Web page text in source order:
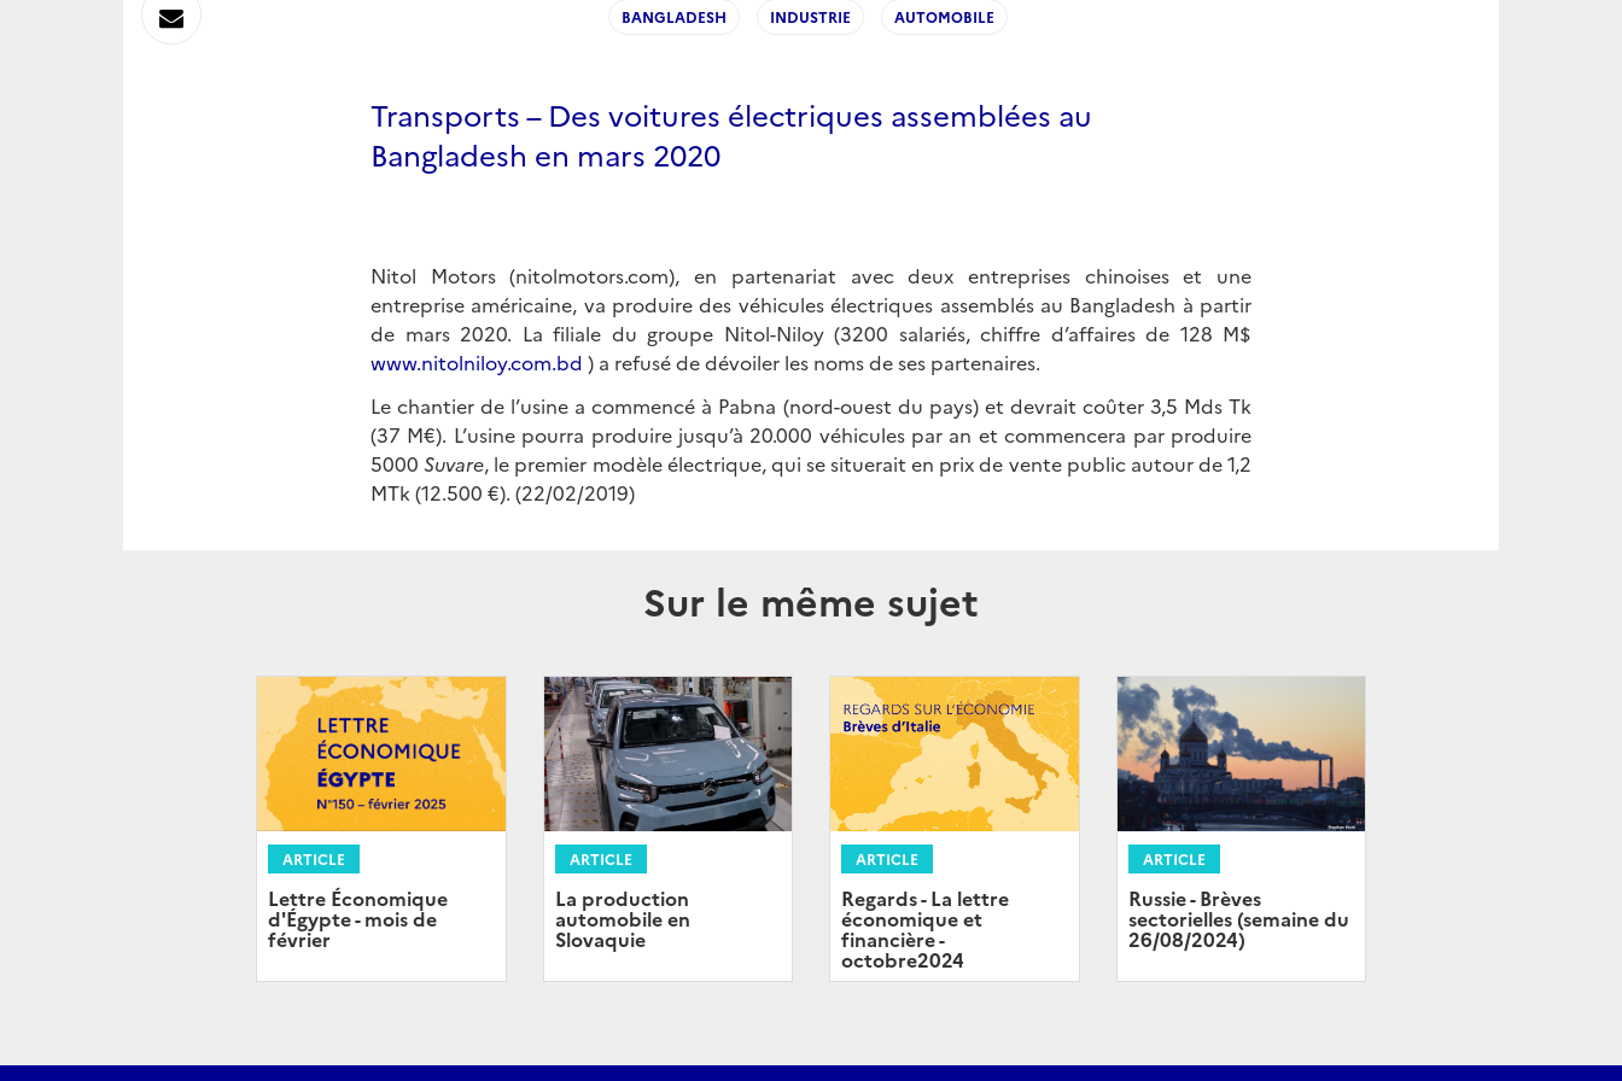
BANGLADESH INDUSTRIE AUTOMOBILE
Transports – Des voitures électriques assemblées au
Bangladesh en mars 2020
Nitol Motors (nitolmotors.com), en partenariat avec deux entreprises chinoises et une
entreprise américaine, va produire des véhicules électriques assemblés au Bangladesh à partir
de mars 2020. La filiale du groupe Nitol-Niloy (3200 salariés, chiffre d’affaires de 128 M$
www.nitolniloy.com.bd ) a refusé de dévoiler les noms de ses partenaires.
Le chantier de l’usine a commencé à Pabna (nord-ouest du pays) et devrait coûter 3,5 Mds Tk
(37 M€). L’usine pourra produire jusqu’à 20.000 véhicules par an et commencera par produire
5000Suvare, le premier modèle électrique, qui se situerait en prix de vente public autour de 1,2
MTk (12.500 €). (22/02/2019)
Sur le même sujet
ARTICLE
Lettre Économique
d'Égypte - mois de
février
ARTICLE
La production
automobile en
Slovaquie
ARTICLE
Regards - La lettre
économique et
financière -
octobre2024
ARTICLE
Russie - Brèves
sectorielles (semaine du
26/08/2024)
Envoyer